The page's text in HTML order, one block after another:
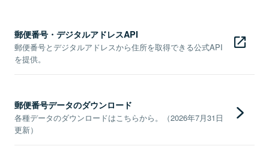
郵便番号・デジタルアドレスAPI
郵便番号とデジタルアドレスから住所を取得できる公式API
を提供。
郵便番号データのダウンロード
各種データのダウンロードはこちらから。（2026年7月31日
更新）